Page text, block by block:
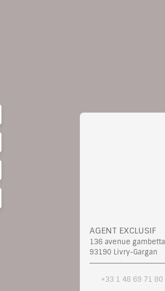
AGENT EXCLUSIF
136 avenue gambetta
93190 Livry-Gargan
+33 1 48 69 71 80